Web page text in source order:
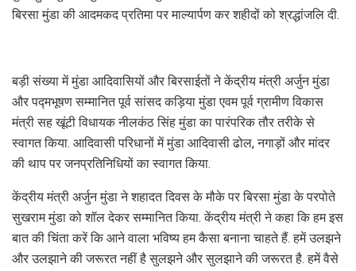
बिरसा मुंडा की आदमकद प्रतिमा पर माल्यार्पण कर शहीदों को श्रद्धांजलि दी.
बड़ी संख्या में मुंडा आदिवासियों और बिरसाईतों ने केंद्रीय मंत्री अर्जुन मुंडा
और पद्मभूषण सम्मानित पूर्व सांसद कड़िया मुंडा एवम पूर्व ग्रामीण विकास
मंत्री सह खूंटी विधायक नीलकंठ सिंह मुंडा का पारंपरिक तौर तरीके से
स्वागत किया. आदिवासी परिधानों में मुंडा आदिवासी ढोल, नगाड़ों और मांदर
की थाप पर जनप्रतिनिधियों का स्वागत किया.
केंद्रीय मंत्री अर्जुन मुंडा ने शहादत दिवस के मौके पर बिरसा मुंडा के परपोते
सुखराम मुंडा को शॉल देकर सम्मानित किया. केंद्रीय मंत्री ने कहा कि हम इस
बात की चिंता करें कि आने वाला भविष्य हम कैसा बनाना चाहते हैं. हमें उलझने
और उलझाने की जरूरत नहीं है सुलझने और सुलझाने की जरूरत है. हमें वैसे